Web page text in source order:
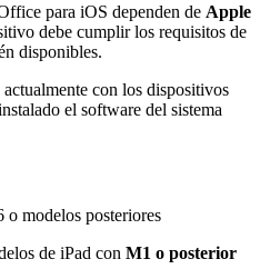
para iOS dependen de Apple
debe cumplir los requisitos de
disponibles.
con los dispositivos
el software del sistema
o modelos posteriores
de iPad con M1 o posterior